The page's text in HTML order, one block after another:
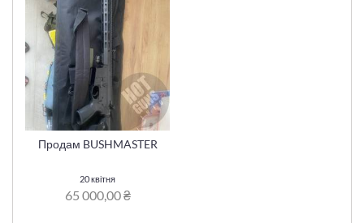
Продам BUSHMASTER
20 квітня
65 000,00 ₴